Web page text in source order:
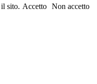
sito. Accetto Non accetto